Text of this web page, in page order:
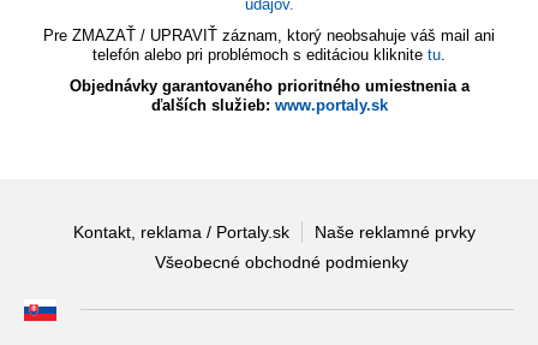
údajov.
Pre ZMAZAŤ / UPRAVIŤ záznam, ktorý neobsahuje váš mail ani
telefón alebo pri problémoch s editáciou kliknite tu.
Objednávky garantovaného prioritného umiestnenia a
ďalších služieb: www.portaly.sk
Kontakt, reklama / Portaly.sk
Naše reklamné prvky
Všeobecné obchodné podmienky